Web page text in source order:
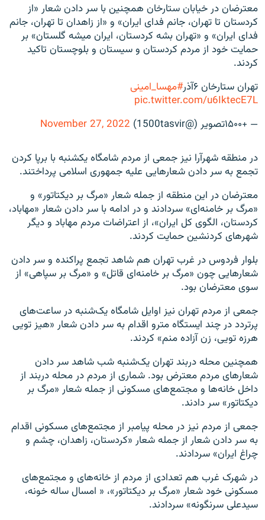
معترضان در خیابان ستارخان همچنین با سر دادن شعار «از
کردستان تا تهران، جانم فدای ایران» و «از زاهدان تا تهران، جانم
فدای ایران» و «تهران بشه کردستان، ایران میشه گلستان» بر
حمایت خود از مردم کردستان و سیستان و بلوچستان تاکید
کردند.
تهران ستارخان ۶آذر
#مهسا_امینی
pic.twitter.com/u6IktecE7L
— +۱۵۰۰تصویر (@1500tasvir)
November 27, 2022
در منطقه شهرآرا نیز جمعی از مردم شامگاه یکشنبه با برپا کردن
تجمع به سر دادن شعارهایی علیه جمهوری اسلامی پرداختند.
معترضان در این منطقه از جمله شعار «مرگ بر دیکتاتور» و
«مرگ بر خامنه‌ای» سردادند و در ادامه با سر دادن شعار «مهاباد،
کردستان، الگوی کل ایران»، از اعتراضات مردم مهاباد و دیگر
شهرهای کردنشین حمایت کردند.
بلوار فردوس در غرب تهران هم شاهد تجمع‌ پراکنده و سر دادن
شعارهایی چون «مرگ بر خامنه‌ای قاتل» و «مرگ بر سپاهی» از
سوی معترضان بود.
جمعی از مردم تهران نیز اوایل شامگاه یک‌شنبه در ساعت‌های
پرتردد در چند ایستگاه مترو اقدام به سر دادن شعار «هیز تویی
هرزه تویی، زن آزاده منم» کردند.
همچنین محله دربند تهران یک‌شنبه شب شاهد سر دادن
شعارهای مردم معترض بود. شماری از مردم در محله دربند از
داخل خانه‌ها و مجتمع‌های مسکونی از جمله شعار «مرگ بر
دیکتاتور» سر دادند.
جمعی از مردم نیز در محله پیامبر از مجتمع‌های مسکونی اقدام
به سر دادن شعار از جمله شعار «کردستان، زاهدان، چشم و
چراغ ایران» سردادند.
در شهرک غرب هم تعدادی از مردم از خانه‌های و مجتمع‌های
مسکونی خود شعار «مرگ بر دیکتاتور»، « امسال ساله خونه،
سیدعلی سرنگونه» سردادند.